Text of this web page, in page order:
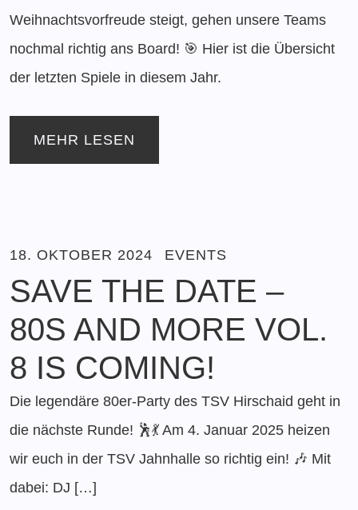
Weihnachtsvorfreude steigt, gehen unsere Teams
nochmal richtig ans Board! 🎯 Hier ist die Übersicht
der letzten Spiele in diesem Jahr.
MEHR LESEN
18. OKTOBER 2024 EVENTS
SAVE THE DATE –
80S AND MORE VOL.
8 IS COMING!
Die legendäre 80er-Party des TSV Hirschaid geht in
die nächste Runde! 🕺💃 Am 4. Januar 2025 heizen
wir euch in der TSV Jahnhalle so richtig ein! 🎶 Mit
dabei: DJ […]